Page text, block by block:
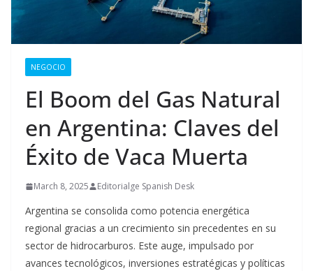
NEGOCIO
El Boom del Gas Natural
en Argentina: Claves del
Éxito de Vaca Muerta
March 8, 2025 Editorialge Spanish Desk
Argentina se consolida como potencia energética
regional gracias a un crecimiento sin precedentes en su
sector de hidrocarburos. Este auge, impulsado por
avances tecnológicos, inversiones estratégicas y políticas